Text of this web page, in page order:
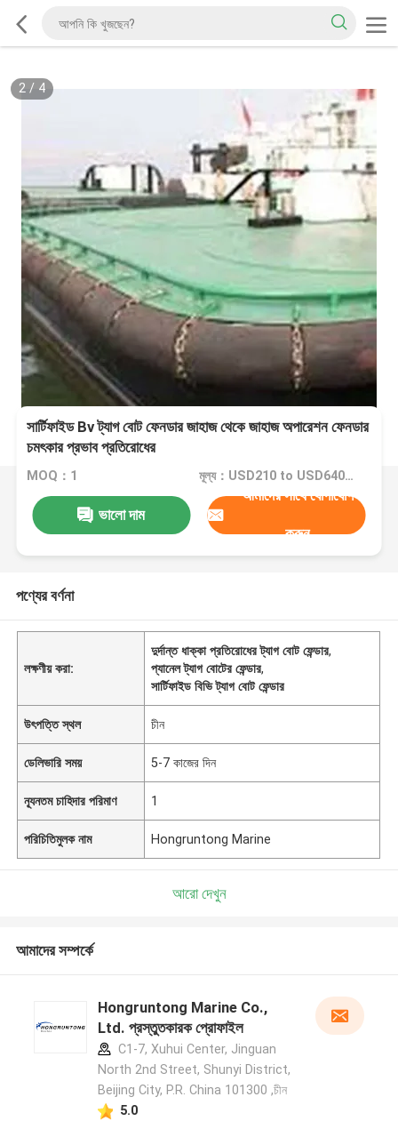
2/ 4
সার্টিফাইড Bv ট্যাগ বোট ফেনডার জাহাজ থেকে জাহাজ অপারেশন ফেনডার
চমৎকার প্রভাব প্রতিরোধের
MOQ：1 মূল্য：USD210 to USD640 Per Piece
ভালো দাম
আমাদের সাথে যোগাযোগ
করুন
পণ্যের বর্ণনা
লক্ষণীয় করা:
দুর্দান্ত ধাক্কা প্রতিরোধের ট্যাগ বোট ফেন্ডার,
প্যানেল ট্যাগ বোটের ফেন্ডার,
সার্টিফাইড বিভি ট্যাগ বোট ফেন্ডার
উৎপত্তি স্থল চীন
ডেলিভারি সময় 5-7 কাজের দিন
ন্যূনতম চাহিদার পরিমাণ 1
পরিচিতিমুলক নাম Hongruntong Marine
আরো দেখুন
আমাদের সম্পর্কে
Hongruntong Marine Co.,
Ltd. প্রস্তুতকারক প্রোফাইল
C1-7, Xuhui Center, Jinguan
North 2nd Street, Shunyi District,
Beijing City, P.R. China 101300 ,চীন
5.0